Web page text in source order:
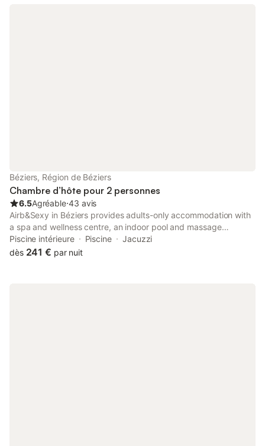
Béziers, Région de Béziers
Chambre d’hôte pour 2 personnes
6.5Agréable⋅43 avis
Airb&Sexy in Béziers provides adults-only accommodation with
a spa and wellness centre, an indoor pool and massage
services. The property features garden views and is 700 metres
from Saint-Nazaire Cathedral and 1.4 km from Beziers Arena.
Piscine intérieure Piscine
Jacuzzi
dès 241 € par nuit